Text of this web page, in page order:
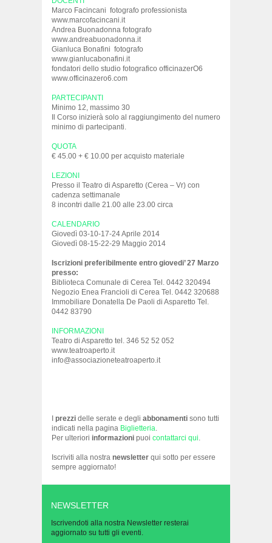
Marco Facincani fotografo professionista
www.marcofacincani.it
Andrea Buonadonna fotografo
www.andreabuonadonna.it
Gianluca Bonafini fotografo
www.gianlucabonafini.it
fondatori dello studio fotografico officinazerO6
www.officinazero6.com
PARTECIPANTI
Minimo 12, massimo 30
Il Corso inizierà solo al raggiungimento del numero
minimo di partecipanti.
QUOTA
€ 45.00 + € 10.00 per acquisto materiale
LEZIONI
Presso il Teatro di Asparetto (Cerea – Vr) con
cadenza settimanale
8 incontri dalle 21.00 alle 23.00 circa
CALENDARIO
Giovedì 03-10-17-24 Aprile 2014
Giovedì 08-15-22-29 Maggio 2014
Iscrizioni preferibilmente entro giovedi’ 27 Marzo
presso:
Biblioteca Comunale di Cerea Tel. 0442 320494
Negozio Enea Francioli di Cerea Tel. 0442 320688
Immobiliare Donatella De Paoli di Asparetto Tel.
0442 83790
INFORMAZIONI
Teatro di Asparetto tel. 346 52 52 052
www.teatroaperto.it
info@associazioneteatroaperto.it
prezzi delle serate e degli abbonamenti sono tutti
indicati nella pagina Biglietteria.
Per ulteriori informazioni puoi contattarci qui.
Iscriviti alla nostra newsletter qui sotto per essere
sempre aggiornato!
NEWSLETTER
Iscrivendoti alla nostra Newsletter resterai
aggiornato su tutti gli eventi.